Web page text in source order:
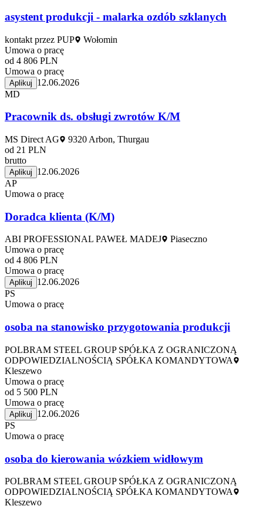
asystent produkcji - malarka ozdób szklanych
kontakt przez PUP
Wołomin
Umowa o pracę
od 4 806 PLN
Umowa o pracę
Aplikuj
12.06.2026
MD
Pracownik ds. obsługi zwrotów K/M
MS Direct AG
9320 Arbon, Thurgau
od 21 PLN
brutto
Aplikuj
12.06.2026
AP
Umowa o pracę
Doradca klienta (K/M)
ABI PROFESSIONAL PAWEŁ MADEJ
Piaseczno
Umowa o pracę
od 4 806 PLN
Umowa o pracę
Aplikuj
12.06.2026
PS
Umowa o pracę
osoba na stanowisko przygotowania produkcji
POLBRAM STEEL GROUP SPÓŁKA Z OGRANICZONĄ
ODPOWIEDZIALNOŚCIĄ SPÓŁKA KOMANDYTOWA
Kleszewo
Umowa o pracę
od 5 500 PLN
Umowa o pracę
Aplikuj
12.06.2026
PS
Umowa o pracę
osoba do kierowania wózkiem widłowym
POLBRAM STEEL GROUP SPÓŁKA Z OGRANICZONĄ
ODPOWIEDZIALNOŚCIĄ SPÓŁKA KOMANDYTOWA
Kleszewo